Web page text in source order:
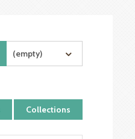
Collections
(empty)